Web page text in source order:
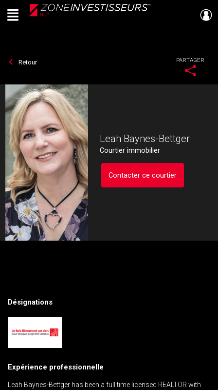
Live
En Direct
Menu
Retour PARTAGER
Leah Baynes-Bettger
Courtier immobilier
Contacter ce courtier
Prénom
Téléphone
(Optionnel)
Désignations
Expérience professionnelle
Leah Baynes-Bettger has been a full time licensed REALTOR with